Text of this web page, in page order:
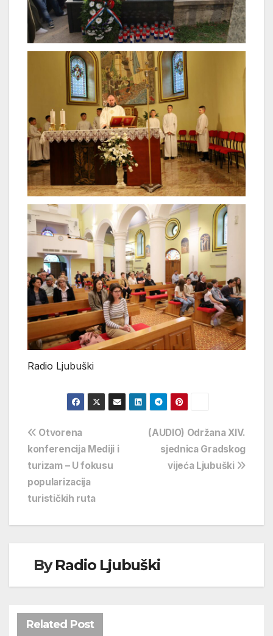
Radio Ljubuški
Navigacija
objava
(AUDIO) Održana XIV.
sjednica Gradskog
vijeća Ljubuški
Otvorena
konferencija Mediji i
turizam – U fokusu
popularizacija
turističkih ruta
ByRadio Ljubuški
Related Post